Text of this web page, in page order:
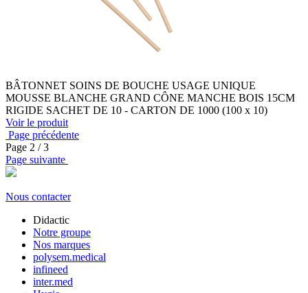
BÂTONNET SOINS DE BOUCHE USAGE UNIQUE
MOUSSE BLANCHE GRAND CÔNE MANCHE BOIS 15CM
RIGIDE SACHET DE 10 - CARTON DE 1000 (100 x 10)
Voir le produit
Page précédente
Page 2 / 3
Page suivante
Nous contacter
Didactic
Notre groupe
Nos marques
polysem.medical
infineed
inter.med